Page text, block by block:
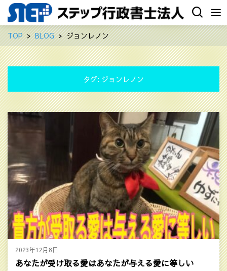
TOP BLOG ジョンレノン
タグ: ジョンレノン
2023年12月8日
あなたが受け取る愛はあなたが与える愛に等しい